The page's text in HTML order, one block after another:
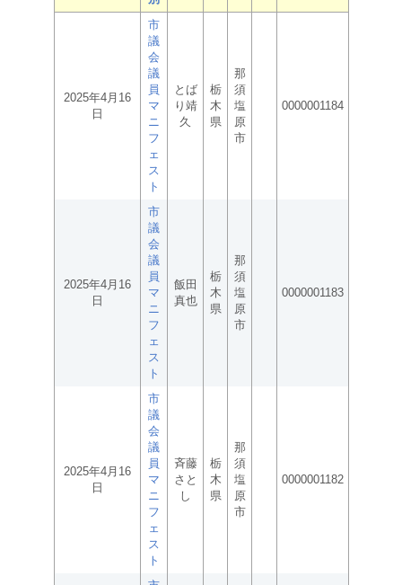
2025年4月16
日
市
議
会
議
員
マ
ニ
フ
ェ
ス
ト
とば
り靖
久
栃
木
県
那
須
塩
原
市
0000001184
2025年4月16
日
市
議
会
議
員
マ
ニ
フ
ェ
ス
ト
飯田
真也
栃
木
県
那
須
塩
原
市
0000001183
2025年4月16
日
市
議
会
議
員
マ
ニ
フ
ェ
ス
ト
斉藤
さと
し
栃
木
県
那
須
塩
原
市
0000001182